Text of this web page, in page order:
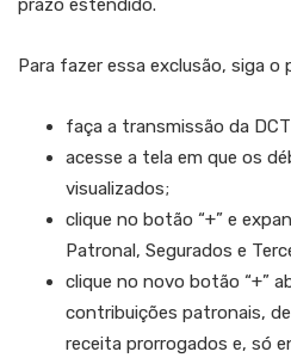
prazo estendido.
Para fazer essa exclusão, siga o
faça a transmissão da
acesse a tela em que os
visualizados;
clique no botão “+” e
Patronal, Segurados e
clique no novo botão “+”
contribuições patronais,
receita prorrogados e, só